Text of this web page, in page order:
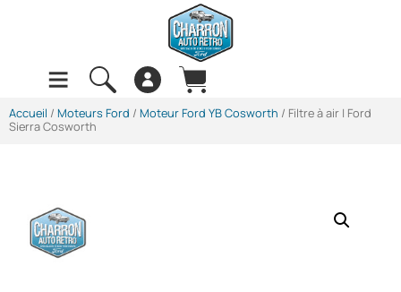
Accueil / Moteurs Ford / Moteur Ford YB Cosworth / Filtre à air | Ford
Sierra Cosworth